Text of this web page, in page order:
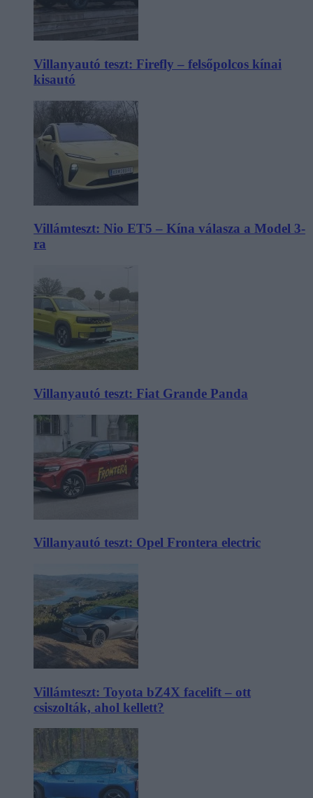
Villanyautó teszt: Firefly – felsőpolcos kínai
kisautó
Villámteszt: Nio ET5 – Kína válasza a Model 3-
ra
Villanyautó teszt: Fiat Grande Panda
Villanyautó teszt: Opel Frontera electric
Villámteszt: Toyota bZ4X facelift – ott
csiszolták, ahol kellett?